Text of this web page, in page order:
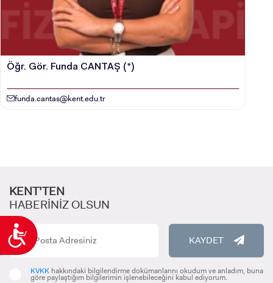
Ulaşılabilirlik
Öğr. Gör. Funda CANTAŞ (*)
funda.cantas@kent.edu.tr
KENT’TEN
HABERİNİZ OLSUN
KAYDET
KVKK hakkındaki bilgilendirme dokümanlarını okudum ve anladım, buna
göre paylaştığım bilgilerimin işlenebileceğini kabul ediyorum.